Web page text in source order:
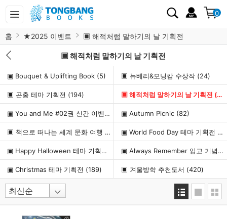
0
홈 ★2025 이벤트 ▣ 해적처럼 말하기의 날 기획전
▣ 해적처럼 말하기의 날 기획전
▣ Bouquet & Uplifting Book (5) ▣ 뉴베리&모닝캄 수상작 (24)
▣ 곤충 테마 기획전 (194) ▣ 해적처럼 말하기의 날 기획전 (22)
▣ You and Me #02권 신간 이벤트 (2)▣ Autumn Picnic (82)
▣ 책으로 떠나는 세계 문화 여행
(228) ▣ World Food Day 테마 기획전
▣ Happy Halloween 테마 기획전 (224) ▣ Always Remember 입고 기념 이벤트
▣ Christmas 테마 기획전 (189) ▣ 겨울방학 추천도서 (420)